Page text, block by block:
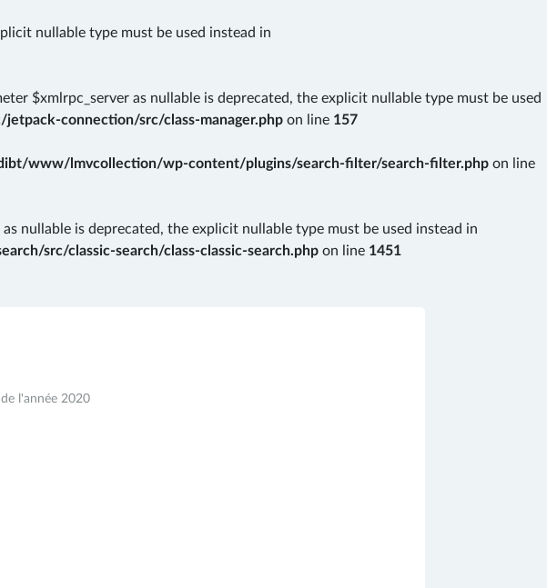
nullable type must be used instead in
$xmlrpc_server as nullable is deprecated, the explicit nullable type must be used
connection/src/class-manager.php on line 157
www/lmvcollection/wp-content/plugins/search-filter/search-filter.php on line
nullable is deprecated, the explicit nullable type must be used instead in
src/classic-search/class-classic-search.php on line 1451
l'année 2020